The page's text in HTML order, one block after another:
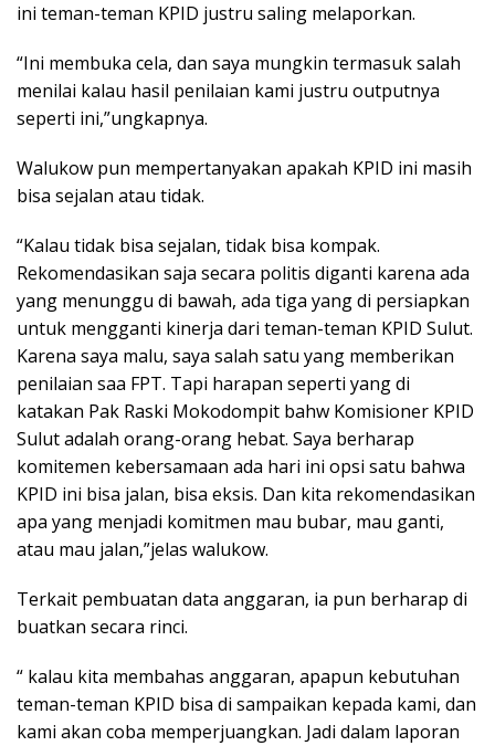
ini teman-teman KPID justru saling melaporkan.
“Ini membuka cela, dan saya mungkin termasuk salah
menilai kalau hasil penilaian kami justru outputnya
seperti ini,”ungkapnya.
Walukow pun mempertanyakan apakah KPID ini masih
bisa sejalan atau tidak.
“Kalau tidak bisa sejalan, tidak bisa kompak.
Rekomendasikan saja secara politis diganti karena ada
yang menunggu di bawah, ada tiga yang di persiapkan
untuk mengganti kinerja dari teman-teman KPID Sulut.
Karena saya malu, saya salah satu yang memberikan
penilaian saa FPT. Tapi harapan seperti yang di
katakan Pak Raski Mokodompit bahw Komisioner KPID
Sulut adalah orang-orang hebat. Saya berharap
komitemen kebersamaan ada hari ini opsi satu bahwa
KPID ini bisa jalan, bisa eksis. Dan kita rekomendasikan
apa yang menjadi komitmen mau bubar, mau ganti,
atau mau jalan,”jelas walukow.
Terkait pembuatan data anggaran, ia pun berharap di
buatkan secara rinci.
“ kalau kita membahas anggaran, apapun kebutuhan
teman-teman KPID bisa di sampaikan kepada kami, dan
kami akan coba memperjuangkan. Jadi dalam laporan